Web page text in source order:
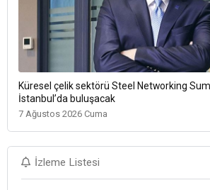
Küresel çelik sektörü Steel Networking
İstanbul’da buluşacak
7 Ağustos 2026 Cuma
İzleme Listesi